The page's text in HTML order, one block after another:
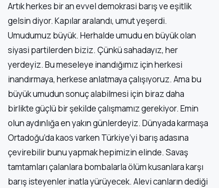
Artık herkes bir an evvel demokrasi barış ve eşitlik
gelsin diyor. Kapılar aralandı, umut yeşerdi.
Umudumuz büyük. Herhalde umudu en büyük olan
siyasi partilerden biziz. Çünkü sahadayız, her
yerdeyiz. Bu meseleye inandığımız için herkesi
inandırmaya, herkese anlatmaya çalışıyoruz. Ama bu
büyük umudun sonuç alabilmesi için biraz daha
birlikte güçlü bir şekilde çalışmamız gerekiyor. Emin
olun aydınlığa en yakın günlerdeyiz. Dünyada karmaşa
Ortadoğu’da kaos varken Türkiye’yi barış adasına
çevirebilir bunu yapmak hepimizin elinde. Savaş
tamtamları çalanlara bombalarla ölüm kusanlara karşı
barış isteyenler inatla yürüyecek. Alevi canların dediği